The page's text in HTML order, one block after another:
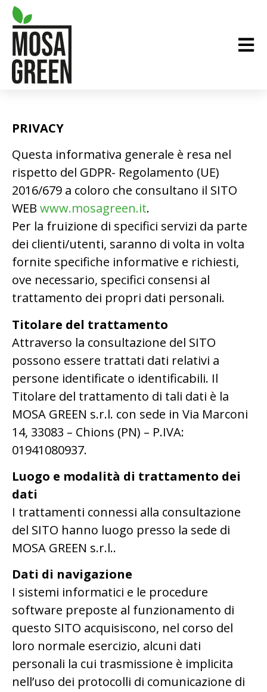
PRIVACY
Questa informativa generale è resa nel
rispetto del GDPR- Regolamento (UE)
2016/679 a coloro che consultano il SITO
WEB www.mosagreen.it.
Per la fruizione di specifici servizi da parte
dei clienti/utenti, saranno di volta in volta
fornite specifiche informative e richiesti,
ove necessario, specifici consensi al
trattamento dei propri dati personali.
Titolare del trattamento
Attraverso la consultazione del SITO
possono essere trattati dati relativi a
persone identificate o identificabili. Il
Titolare del trattamento di tali dati è la
MOSA GREEN s.r.l. con sede in Via Marconi
14, 33083 – Chions (PN) – P.IVA:
01941080937.
Luogo e modalità di trattamento dei
dati
I trattamenti connessi alla consultazione
del SITO hanno luogo presso la sede di
MOSA GREEN s.r.l..
Dati di navigazione
I sistemi informatici e le procedure
software preposte al funzionamento di
questo SITO acquisiscono, nel corso del
loro normale esercizio, alcuni dati
personali la cui trasmissione è implicita
nell’uso dei protocolli di comunicazione di